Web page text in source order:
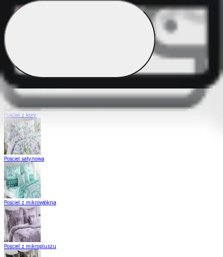
Pościel Dual Feel
Pościel z gładkiej bawełny
Pościel z kory
Pościel satynowa
Pościel z mikrowłókna
Pościel z mikropluszu